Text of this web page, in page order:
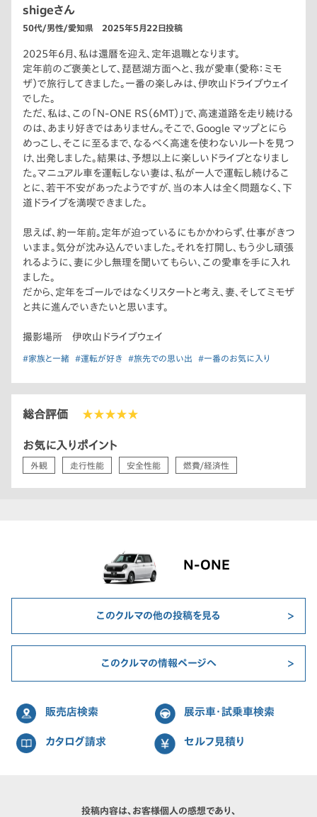
shigeさん
50代/男性/愛知県 2025年5月22日投稿
2025年6月、私は還暦を迎え、定年退職となります。
定年前のご褒美として、琵琶湖方面へと、我が愛車（愛称：ミモ
ザ）で旅行してきました。一番の楽しみは、伊吹山ドライブウェイ
でした。
ただ、私は、この「N-ONE RS（6MT）」で、高速道路を走り続ける
のは、あまり好きではありません。そこで、Google マップとにら
めっこし、そこに至るまで、なるべく高速を使わないルートを見つ
け、出発しました。結果は、予想以上に楽しいドライブとなりまし
た。マニュアル車を運転しない妻は、私が一人で運転し続けるこ
とに、若干不安があったようですが、当の本人は全く問題なく、下
道ドライブを満喫できました。
思えば、約一年前。定年が迫っているにもかかわらず、仕事がきつ
いまま。気分が沈み込んでいました。それを打開し、もう少し頑張
れるように、妻に少し無理を聞いてもらい、この愛車を手に入れ
ました。
だから、定年をゴールではなくリスタートと考え、妻、そしてミモザ
と共に進んでいきたいと思います。
撮影場所 伊吹山ドライブウェイ
#家族と一緒 #運転が好き #旅先での思い出 #一番のお気に入り
総合評価 ★★★★★
お気に入りポイント
外観 走行性能 安全性能 燃費/経済性
N-ONE
このクルマの他の投稿を見る
このクルマの情報ページへ
販売店検索 展示車・試乗車検索
カタログ請求 セルフ見積り
投稿内容は、お客様個人の感想であり、